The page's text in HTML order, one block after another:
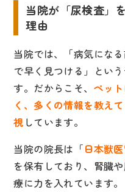
当院が「尿検査」
理由
当院では、「病気にな
で早く見つける」とい
す。だからこそ、 ペッ
く、多くの情報を教え
視 しています。
当院の院長は「日本獣
を保有しており、腎臓
療に力を入れています。